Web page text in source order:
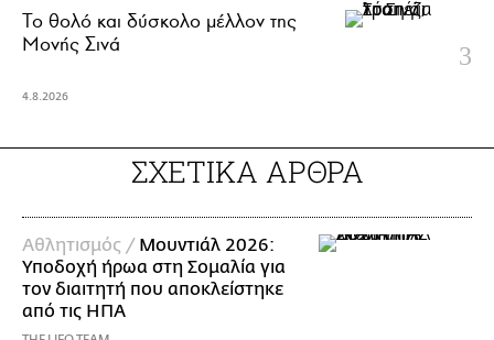
Το θολό και δύσκολο μέλλον της
Μονής Σινά
4.8.2026
ΣΧΕΤΙΚΑ ΑΡΘΡΑ
Αθλητισμός / Μουντιάλ 2026:
Υποδοχή ήρωα στη Σομαλία για
τον διαιτητή που αποκλείστηκε
από τις ΗΠΑ